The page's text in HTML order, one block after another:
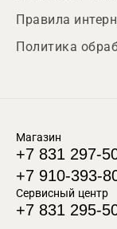
Правила
Политика
Магазин
+7 831 297-
+7 910-393-
Сервисный центр
+7 831 295-